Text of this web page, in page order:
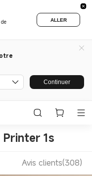
ALLER
Continuer
1s
Avis clients(308)